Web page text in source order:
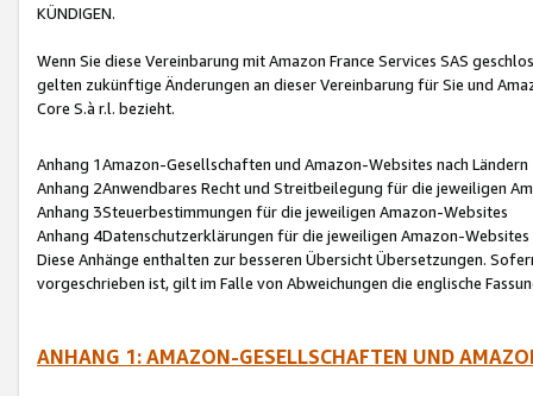
KÜNDIGEN.
Wenn Sie diese Vereinbarung mit Amazon France Services SAS
gelten zukünftige Änderungen an dieser Vereinbarung für Sie und
Core S.à r.l. bezieht.
Anhang 1Amazon-Gesellschaften und Amazon-Websites nach Ländern
Anhang 2Anwendbares Recht und Streitbeilegung für die jeweiligen
Anhang 3Steuerbestimmungen für die jeweiligen Amazon-Websites
Anhang 4Datenschutzerklärungen für die jeweiligen Amazon-Websites
Diese Anhänge enthalten zur besseren Übersicht Übersetzungen.
vorgeschrieben ist, gilt im Falle von Abweichungen die englische
ANHANG 1: AMAZON-GESELLSCHAFTEN UND